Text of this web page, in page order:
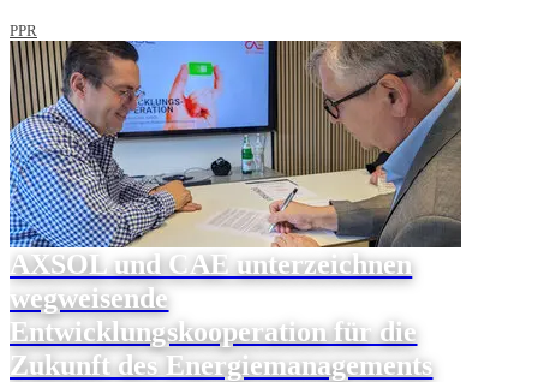
PPR
AXSOL und CAE unterzeichnen
wegweisende
Entwicklungskooperation für die
Zukunft des Energiemanagements